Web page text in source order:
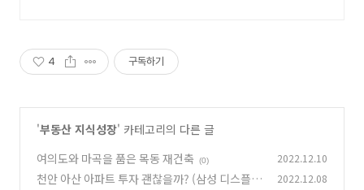
4 구독하기
'부동산 지식성장' 카테고리의 다른 글
여의도와 마곡을 품은 목동 재건축
(0) 2022.12.10
천안 아산 아파트 투자 괜찮을까? (삼성 디스플레
2022.12.08